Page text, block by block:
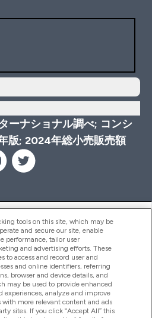
ーナショナル調べ; コンシ
版; 2024年総小売販売額
tools on this site, which may be
and secure our site, enable
performance, tailor user
and advertising efforts. These
to access and record user and
and online identifiers, referring
browser and device details, and
may be used to provide enhanced
experiences, analyze and improve
with more relevant content and ads
sites. If you click “Accept All” this